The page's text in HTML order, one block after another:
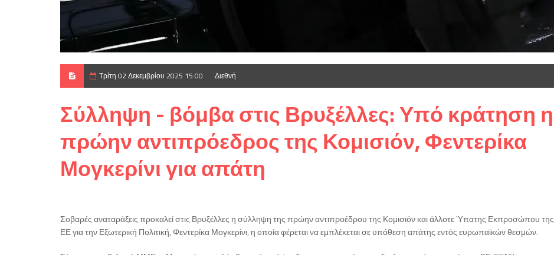
Τρίτη 02 Δεκεμβρίου 2025 15:00 Διεθνή
Σύλληψη - βόμβα στις Βρυξέλλες: Υπό κράτηση η
πρώην αντιπρόεδρος της Κομισιόν, Φεντερίκα
Μογκερίνι για απάτη
Σοβαρές αναταράξεις προκαλεί στις Βρυξέλλες η σύλληψη της πρώην αντιπροέδρου της Κομισιόν και άλλοτε Ύπατης Εκπροσώπου της
ΕΕ για την Εξωτερική Πολιτική, Φεντερίκα Μογκερίνι, η οποία φέρεται να εμπλέκεται σε υπόθεση απάτης εντός ευρωπαϊκών θεσμών.